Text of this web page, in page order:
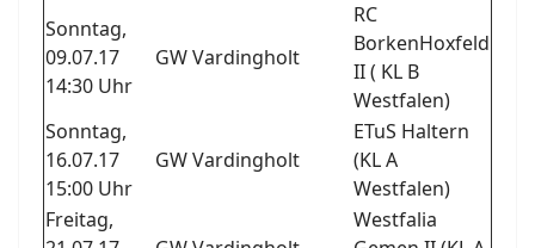
Sonntag,
09.07.17
14:30 Uhr
GW Vardingholt
RC
BorkenHoxfeld
II ( KL B
Westfalen)
Sonntag,
16.07.17
15:00 Uhr
GW Vardingholt
ETuS Haltern
(KL A
Westfalen)
Freitag,
Westfalia